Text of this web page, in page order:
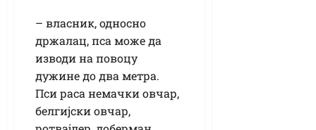
– власник, односно
држалац, пса може да
изводи на повоцу
дужине до два метра.
Пси раса немачки овчар,
белгијски овчар,